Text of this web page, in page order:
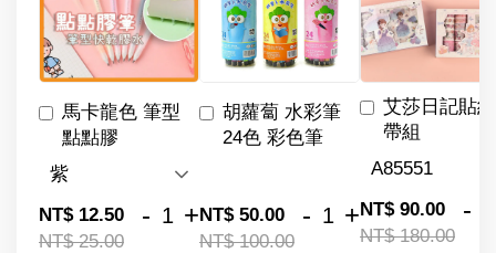
馬卡龍色 筆型
點點膠
NT$ 12.50
NT$ 25.00
- +
胡蘿蔔 水彩筆
24色 彩色筆
NT$ 50.00
NT$ 100.00
- +
艾莎日記貼
帶組
NT$ 90.00
NT$ 180.00
-